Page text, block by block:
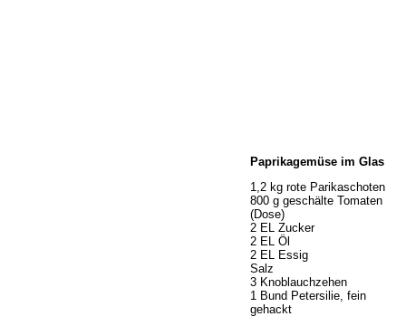
Paprikagemüse im Glas
1,2 kg rote Parikaschoten
800 g geschälte Tomaten
(Dose)
2 EL Zucker
2 EL Öl
2 EL Essig
Salz
3 Knoblauchzehen
1 Bund Petersilie, fein
gehackt